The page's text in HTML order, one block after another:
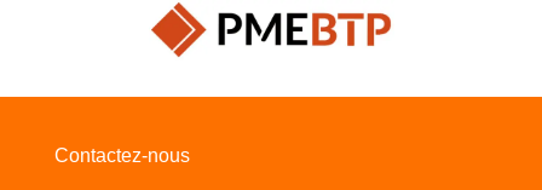
Contactez-nous